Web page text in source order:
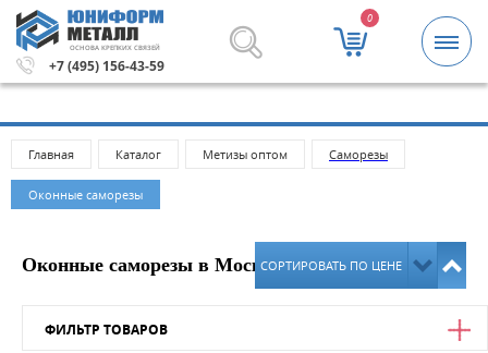
ОСНОВА КРЕПКИХ СВЯЗЕЙ
+7 (495) 156-43-59
0
рублей.Метизы и крепежные изделия оптом.
Главная Каталог Метизы оптом Саморeзы
Оконные саморезы
Оконные саморезы в МосквеСОРТИРОВАТЬ ПО ЦЕНЕ
ФИЛЬТР ТОВАРОВ